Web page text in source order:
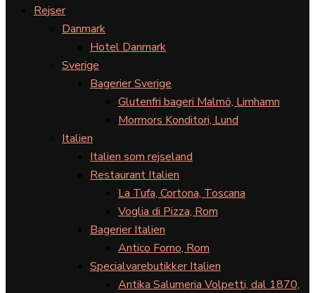
Rejser
Danmark
Hotel Danmark
Sverige
Bagerier Sverige
Glutenfri bageri Malmö, Limhamn
Mormors Konditori, Lund
Italien
Italien som rejseland
Restaurant Italien
La Tufa, Cortona, Toscana
Voglia di Pizza, Rom
Bagerier Italien
Antico Forno, Rom
Specialvarebutikker Italien
Antika Salumeria Volpetti, dal 1870,